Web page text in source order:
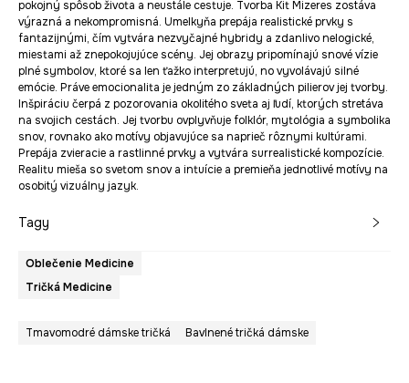
pokojný spôsob života a neustále cestuje. Tvorba Kit Mizeres zostáva
výrazná a nekompromisná. Umelkyňa prepája realistické prvky s
fantazijnými, čím vytvára nezvyčajné hybridy a zdanlivo nelogické,
miestami až znepokojujúce scény. Jej obrazy pripomínajú snové vízie
plné symbolov, ktoré sa len ťažko interpretujú, no vyvolávajú silné
emócie. Práve emocionalita je jedným zo základných pilierov jej tvorby.
Inšpiráciu čerpá z pozorovania okolitého sveta aj ľudí, ktorých stretáva
na svojich cestách. Jej tvorbu ovplyvňuje folklór, mytológia a symbolika
snov, rovnako ako motívy objavujúce sa naprieč rôznymi kultúrami.
Prepája zvieracie a rastlinné prvky a vytvára surrealistické kompozície.
Realitu mieša so svetom snov a intuície a premieňa jednotlivé motívy na
osobitý vizuálny jazyk.
Tagy
Oblečenie Medicine
Tričká Medicine
Tmavomodré dámske tričká Bavlnené tričká dámske